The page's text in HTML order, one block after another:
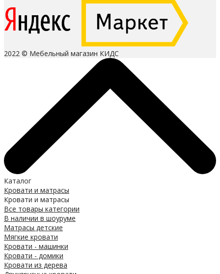
2022 © Мебельный магазин КИДС
Каталог
Кровати и матрасы
Кровати и матрасы
Все товары категории
В наличии в шоуруме
Матрасы детские
Мягкие кровати
Кровати - машинки
Кровати - домики
Кровати из дерева